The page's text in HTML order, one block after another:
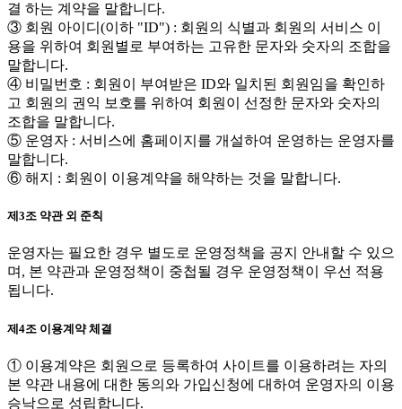
결 하는 계약을 말합니다.
③ 회원 아이디(이하 "ID") : 회원의 식별과 회원의 서비스 이
용을 위하여 회원별로 부여하는 고유한 문자와 숫자의 조합을
말합니다.
④ 비밀번호 : 회원이 부여받은 ID와 일치된 회원임을 확인하
고 회원의 권익 보호를 위하여 회원이 선정한 문자와 숫자의
조합을 말합니다.
⑤ 운영자 : 서비스에 홈페이지를 개설하여 운영하는 운영자를
말합니다.
⑥ 해지 : 회원이 이용계약을 해약하는 것을 말합니다.
제3조 약관 외 준칙
운영자는 필요한 경우 별도로 운영정책을 공지 안내할 수 있으
며, 본 약관과 운영정책이 중첩될 경우 운영정책이 우선 적용
됩니다.
제4조 이용계약 체결
① 이용계약은 회원으로 등록하여 사이트를 이용하려는 자의
본 약관 내용에 대한 동의와 가입신청에 대하여 운영자의 이용
승낙으로 성립합니다.